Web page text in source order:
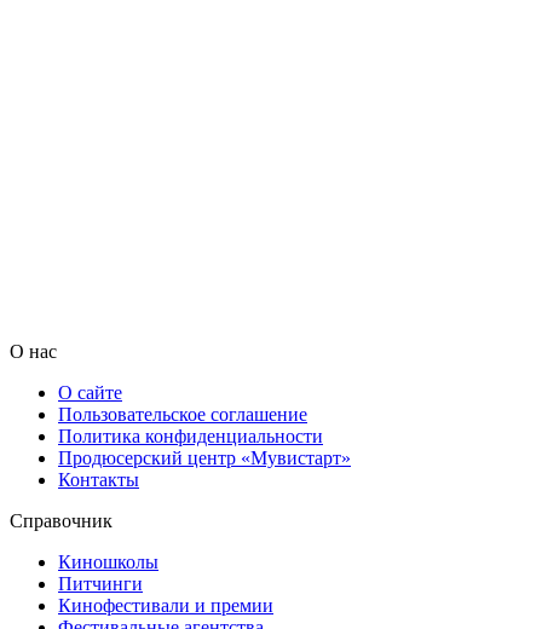
О нас
О сайте
Пользовательское соглашение
Политика конфиденциальности
Продюсерский центр «Мувистарт»
Контакты
Справочник
Киношколы
Питчинги
Кинофестивали и премии